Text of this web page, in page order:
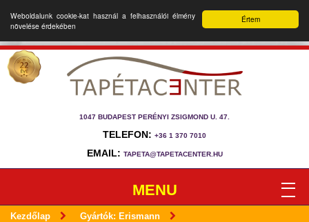
Értem
Weboldalunk cookie-kat használ a felhasználói élmény
növelése érdekében
1047 BUDAPEST PERÉNYI ZSIGMOND U. 47.
TELEFON: +36 1 370 7010
EMAIL: TAPETA@TAPETACENTER.HU
MENU
Kezdőlap Gyártók: Erismann